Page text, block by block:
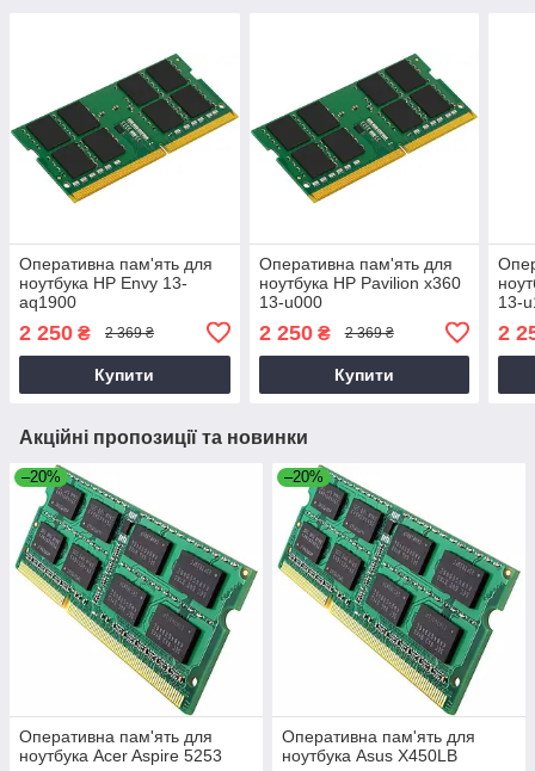
Оперативна пам'ять для
ноутбука HP Envy 13-
aq1900
2 250 ₴ 2 369 ₴
Купити
Оперативна пам'ять для
ноутбука HP Pavilion x360
13-u000
2 250₴ 2 369 ₴
Купити
13-
2
Акційні пропозиції та новинки
–20%
Оперативна пам'ять для
ноутбука Acer Aspire 5253
–20%
Оперативна пам'ять для
ноутбука Asus X450LB